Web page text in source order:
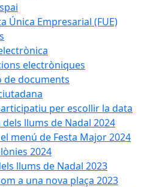
Única Empresarial (FUE)
electròniques
de documents
per escollir la data
dels llums de Nadal 2024
menú de Festa Major 2024
2024
llums de Nadal 2023
a una nova plaça 2023